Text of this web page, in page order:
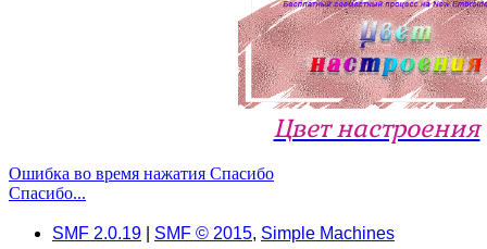
Цвет настроения
Ошибка во время нажатия Спасибо
Спасибо...
SMF 2.0.19 SMF © 2015, Simple Machines